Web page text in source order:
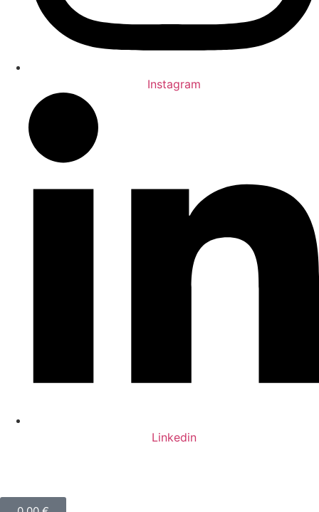
Instagram
Linkedin